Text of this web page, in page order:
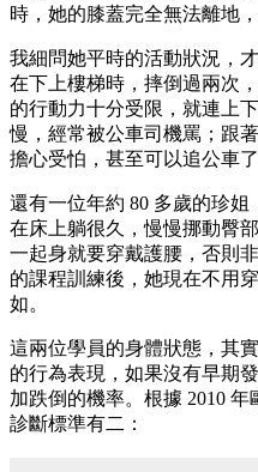
時，她的膝蓋完全無法離地
我細問她平時的活動狀況，
在下上樓梯時，摔倒過兩次
的行動力十分受限，就連上
慢，經常被公車司機罵；跟
擔心受怕，甚至可以追公車了
還有一位年約 80 多歲的珍
在床上躺很久，慢慢挪動臀
一起身就要穿戴護腰，否則
的課程訓練後，她現在不用
如。
這兩位學員的身體狀態，其實
的行為表現，如果沒有早期
加跌倒的機率。根據 2010
診斷標準有二：